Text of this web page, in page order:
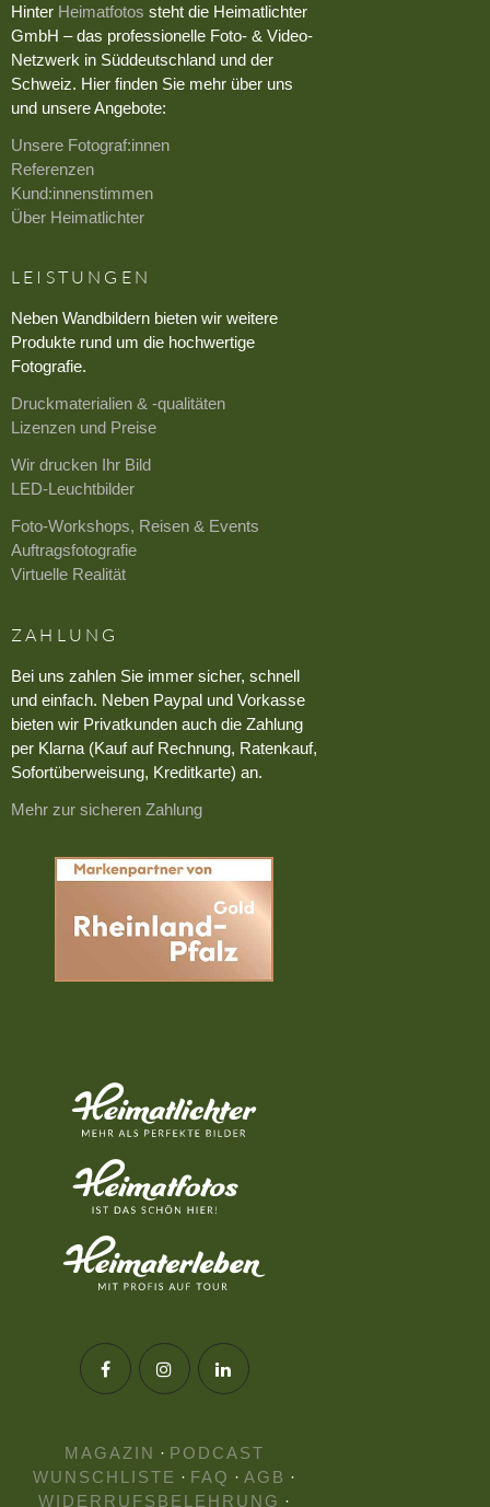
Hinter Heimatfotos steht die Heimatlichter
GmbH – das professionelle Foto- & Video-
Netzwerk in Süddeutschland und der
Schweiz. Hier finden Sie mehr über uns
und unsere Angebote:
Unsere Fotograf:innen
Referenzen
Kund:innenstimmen
Über Heimatlichter
LEISTUNGEN
Neben Wandbildern bieten wir weitere
Produkte rund um die hochwertige
Fotografie.
Druckmaterialien & -qualitäten
Lizenzen und Preise
Wir drucken Ihr Bild
LED-Leuchtbilder
Foto-Workshops, Reisen & Events
Auftragsfotografie
Virtuelle Realität
ZAHLUNG
Bei uns zahlen Sie immer sicher, schnell
und einfach. Neben Paypal und Vorkasse
bieten wir Privatkunden auch die Zahlung
per Klarna (Kauf auf Rechnung, Ratenkauf,
Sofortüberweisung, Kreditkarte) an.
Mehr zur sicheren Zahlung
MAGAZIN · PODCAST
WUNSCHLISTE · FAQ · AGB ·
WIDERRUFSBELEHRUNG ·